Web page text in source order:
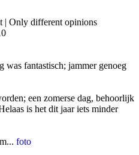
| Only different opinions
was fantastisch; jammer genoeg
een zomerse dag, behoorlijk
is het dit jaar iets minder
foto